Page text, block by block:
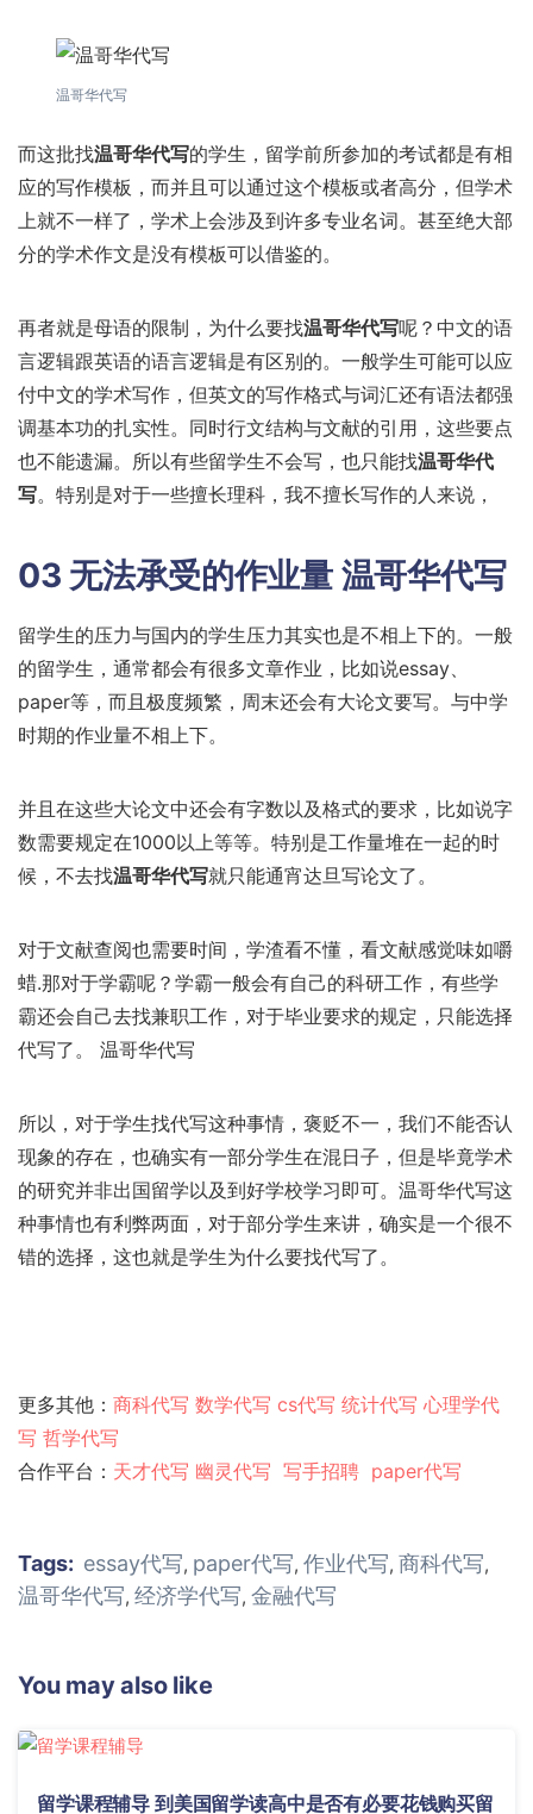
温哥华代写
而这批找温哥华代写的学生，留学前所参加的考试都是有相
应的写作模板，而并且可以通过这个模板或者高分，但学术
上就不一样了，学术上会涉及到许多专业名词。甚至绝大部
分的学术作文是没有模板可以借鉴的。
再者就是母语的限制，为什么要找温哥华代写呢？中文的语
言逻辑跟英语的语言逻辑是有区别的。一般学生可能可以应
付中文的学术写作，但英文的写作格式与词汇还有语法都强
调基本功的扎实性。同时行文结构与文献的引用，这些要点
也不能遗漏。所以有些留学生不会写，也只能找温哥华代
写。特别是对于一些擅长理科，我不擅长写作的人来说，
03 无法承受的作业量 温哥华代写
留学生的压力与国内的学生压力其实也是不相上下的。一般
的留学生，通常都会有很多文章作业，比如说essay、
paper等，而且极度频繁，周末还会有大论文要写。与中学
时期的作业量不相上下。
并且在这些大论文中还会有字数以及格式的要求，比如说字
数需要规定在1000以上等等。特别是工作量堆在一起的时
候，不去找温哥华代写就只能通宵达旦写论文了。
对于文献查阅也需要时间，学渣看不懂，看文献感觉味如嚼
蜡.那对于学霸呢？学霸一般会有自己的科研工作，有些学
霸还会自己去找兼职工作，对于毕业要求的规定，只能选择
代写了。 温哥华代写
所以，对于学生找代写这种事情，褒贬不一，我们不能否认
现象的存在，也确实有一部分学生在混日子，但是毕竟学术
的研究并非出国留学以及到好学校学习即可。温哥华代写这
种事情也有利弊两面，对于部分学生来讲，确实是一个很不
错的选择，这也就是学生为什么要找代写了。
更多其他： 商科代写 数学代写 cs代写 统计代写 心理学代
写 哲学代写
合作平台： 天才代写 幽灵代写 写手招聘 paper代写
Tags: essay代写, paper代写, 作业代写, 商科代写,
温哥华代写, 经济学代写, 金融代写
You may also like
留学课程辅导 到美国留学读高中是否有必要花钱购买留